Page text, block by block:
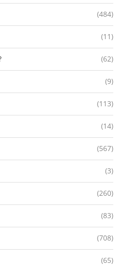
(484)
(11)
(62)
(9)
(113)
(14)
(567)
(3)
(260)
(83)
(708)
(65)